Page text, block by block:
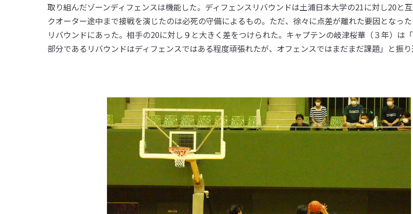
取り組んだゾーンディフェンスは機能した。ディフェンスリバウンドは土浦日本大学の21に対し20と
クオーター途中まで接戦を演じたのは必死の守備によるもの。ただ、徐々に点差が離れた要因となっ
リバウンドにあった。相手の20に対し９と大きく差をつけられた。キャプテンの岐津桜華（３年）は
部分であるリバウンドはディフェンスではある程度頑張れたが、オフェンスではまだまだ課題」と振り